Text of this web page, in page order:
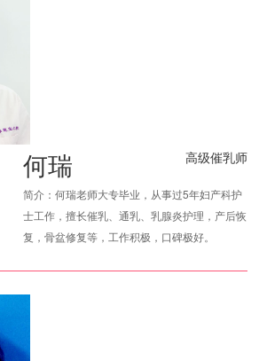
何瑞 高级催乳师
简介：何瑞老师大专毕业，从事过5年妇产科护
士工作，擅长催乳、通乳、乳腺炎护理，产后恢
复，骨盆修复等，工作积极，口碑极好。